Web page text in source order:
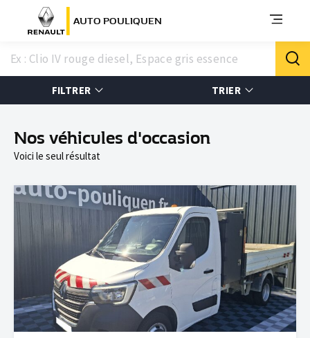
AUTO POULIQUEN
FILTRER TRIER
Nos véhicules d'occasion
Voici le seul résultat